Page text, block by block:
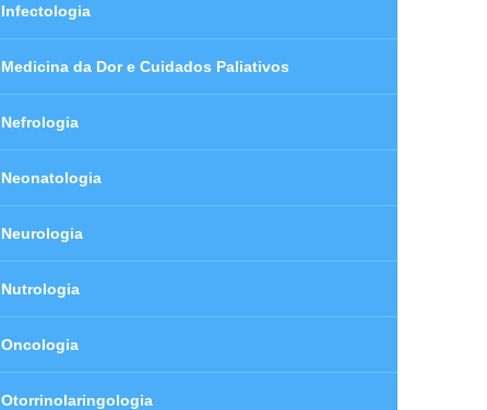
Infectologia
Medicina da Dor e Cuidados Paliativos
Nefrologia
Neonatologia
Neurologia
Nutrologia
Oncologia
Otorrinolaringologia